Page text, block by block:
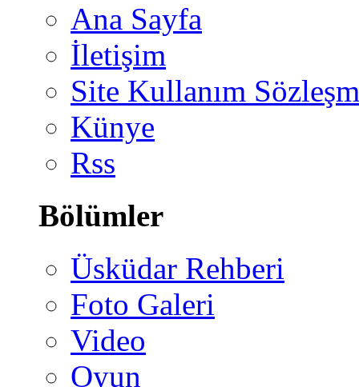
Ana Sayfa
İletişim
Site Kullanım
Künye
Rss
Bölümler
Üsküdar Rehberi
Foto Galeri
Video
Oyun